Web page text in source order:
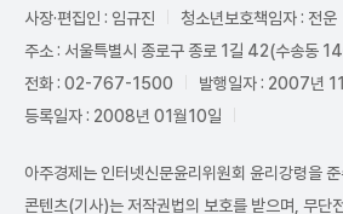
사장·편집인 : 임규진
청소년보호책임자 : 전운
주소 : 서울특별시 종로구 종로 1길 42(수송동
전화 : 02-767-1500
발행일자 : 2007년
등록일자 : 2008년 01월10일
아주경제는 인터넷신문윤리위원회 윤리강령을
콘텐츠(기사)는 저작권법의 보호를 받으며, 무단